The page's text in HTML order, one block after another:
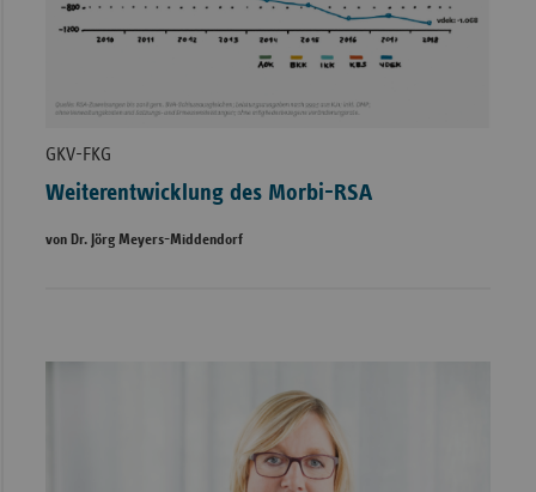
GKV-FKG
Weiterentwicklung des Morbi-RSA
von Dr. Jörg Meyers-Middendorf